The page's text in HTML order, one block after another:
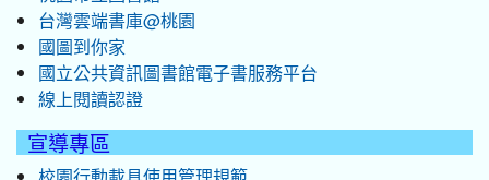
台灣雲端書庫@桃園
國圖到你家
國立公共資訊圖書館電子書服務平台
線上閱讀認證
宣導專區
校園行動載具使用管理規範